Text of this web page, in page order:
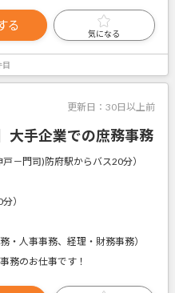
る
気になる
更新日： 30日以上前
大手企業での庶務事務
－門司)防府駅からバス20分）
）
・人事事務、経理・財務事務）
務のお仕事です！